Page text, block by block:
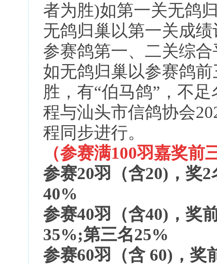
者为胜)如第一关无鸽
无鸽归巢以第一关成
参赛鸽第一、二关综
如无鸽归巢以参赛鸽
胜，有“伯马鸽”，不
程与汕头市信鸽协会
程同步进行。
（参赛满100羽嘉奖前
参赛20羽（含20)，奖
40%
参赛40羽（含40)，奖
35%;第三名25%
参赛60羽（含 60)，奖